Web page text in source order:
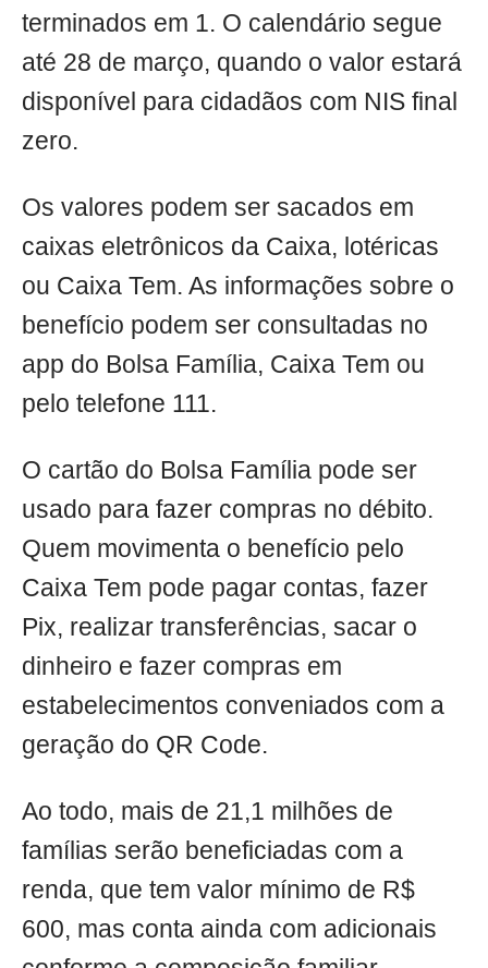
terminados em 1. O calendário segue
até 28 de março, quando o valor estará
disponível para cidadãos com NIS final
zero.
Os valores podem ser sacados em
caixas eletrônicos da Caixa, lotéricas
ou Caixa Tem. As informações sobre o
benefício podem ser consultadas no
app do Bolsa Família, Caixa Tem ou
pelo telefone 111.
O cartão do Bolsa Família pode ser
usado para fazer compras no débito.
Quem movimenta o benefício pelo
Caixa Tem pode pagar contas, fazer
Pix, realizar transferências, sacar o
dinheiro e fazer compras em
estabelecimentos conveniados com a
geração do QR Code.
Ao todo, mais de 21,1 milhões de
famílias serão beneficiadas com a
renda, que tem valor mínimo de R$
600, mas conta ainda com adicionais